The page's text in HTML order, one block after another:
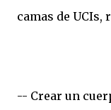
camas de UCIs,
-- Crear un